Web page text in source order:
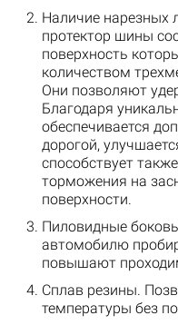
Наличие нарезных
протектор шины
поверхность
количеством
Они позволяют
Благодаря
обеспечивается
дорогой,
способствует
торможения на
поверхности.
Пиловидные
автомобилю
повышают
Сплав резины.
температуры без